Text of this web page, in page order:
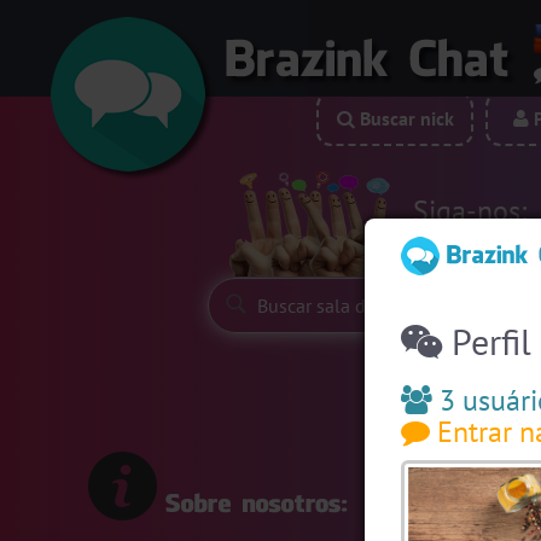
Siga-nos:
Buscar nick
Perfil
3
Entrar